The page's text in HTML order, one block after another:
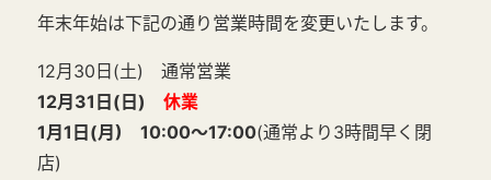
年末年始は下記の通り営業時間を変更いたします。
12月30日(土) 通常営業
12月31日(日)
休業
1月1日(月) 10:00～17:00(通常より3時間早く閉
店)